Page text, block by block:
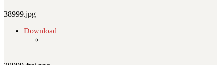
38999.jpg
Download